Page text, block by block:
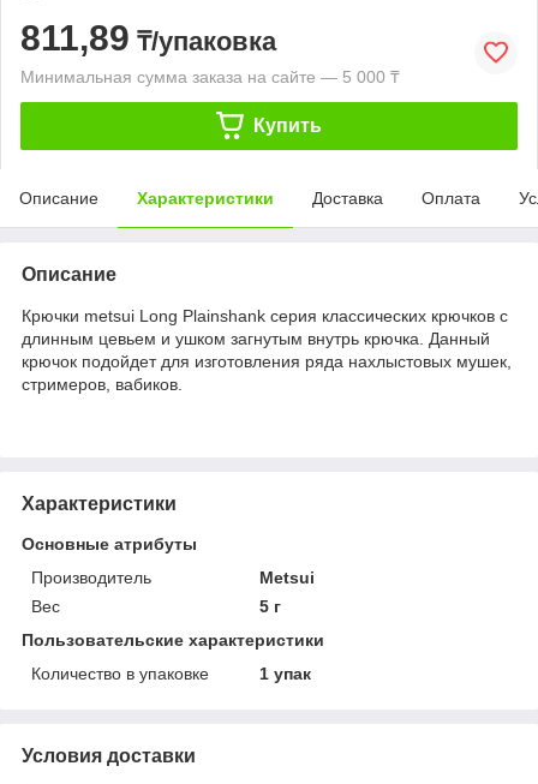
811,89 ₸/упаковка
Минимальная сумма заказа на сайте — 5 000 ₸
Купить
Описание Характеристики Доставка Оплата
Описание
Крючки metsui Long Plainshank серия классических крючков с
длинным цевьем и ушком загнутым внутрь крючка. Данный
крючок подойдет для изготовления ряда нахлыстовых мушек,
стримеров, вабиков.
Характеристики
Основные атрибуты
Производитель
Metsui
Вес
5 г
Пользовательские характеристики
Количество в упаковке
1 упак
Условия доставки